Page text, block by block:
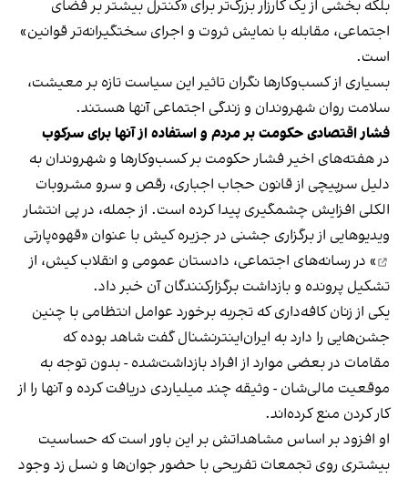
بلکه بخشی از یک کارزار بزرگ‌تر برای «کنترل بیشتر بر فضای
اجتماعی، مقابله با نمایش ثروت و اجرای سختگیرانه‌تر قوانین»
است.
بسیاری از کسب‌وکارها نگران تاثیر این سیاست‌ تازه بر معیشت،
سلامت روان شهروندان و زندگی اجتماعی آنها هستند.
فشار اقتصادی حکومت بر مردم و استفاده از آنها برای سرکوب
در هفته‌های اخیر فشار حکومت بر کسب‌وکارها و شهروندان به
دلیل سرپیچی از قانون حجاب اجباری، رقص و سرو مشروبات
الکلی افزایش چشمگیری پیدا کرده است. از جمله، در پی انتشار
ویدیوهایی از برگزاری جشنی در جزیره کیش با عنوان «قهوه‌پارتی
» در رسانه‌های اجتماعی، دادستان عمومی و انقلاب کیش، از
تشکیل پرونده و بازداشت برگزارکنندگان آن خبر داد.
یکی از زنان کافه‌داری که تجربه برخورد عوامل انتظامی با چنین
جشن‌هایی را دارد به ایران‌اینترنشنال گفت شاهد بوده که
مقامات در بعضی موارد از افراد بازداشت‌‌شده - بدون توجه به
موقعیت مالی‌شان - وثیقه چند میلیاردی دریافت کرده و آنها را از
کار کردن منع کرده‌اند.
او افزود بر اساس مشاهداتش بر این باور است که حساسیت
بیشتری روی تجمعات تفریحی با حضور جوان‌ها و نسل زد وجود